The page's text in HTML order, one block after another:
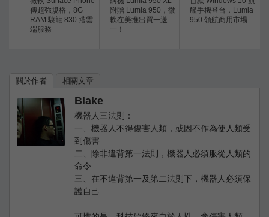
傳超強規格，8G
RAM 驍龍 830 搭雲
端服務
附贈 Lumia 950，微
軟在美推出買一送
一！
艦手機登台，Lumia
950 領航商用市場
關於作者 相關文章
Blake
機器人三法則：
一、機器人不得傷害人類，或因不作為使人類受
到傷害
二、除非違背第一法則，機器人必須服從人類的
命令
三、在不違背第一及第二法則下，機器人必須保
護自己